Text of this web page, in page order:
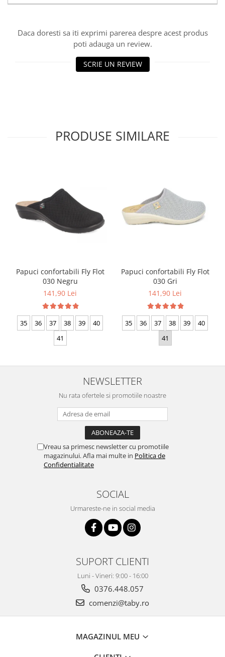
Daca doresti sa iti exprimi parerea despre acest produs
poti adauga un review.
SCRIE UN REVIEW
PRODUSE SIMILARE
Papuci confortabili Fly Flot
030 Negru
141,90 Lei
35 36 37 38 39
40
41
Papuci confortabili Fly Flot
030 Gri
141,90 Lei
35 36 37 38 39
40
41
NEWSLETTER
Nu rata ofertele si promotiile noastre
Vreau sa primesc newsletter cu promotiile
magazinului. Afla mai multe in Politica de
Confidentialitate
SOCIAL
Urmareste-ne in social media
SUPORT CLIENTI
Luni - Vineri: 9:00 - 16:00
0376.448.057
comenzi@taby.ro
MAGAZINUL MEU